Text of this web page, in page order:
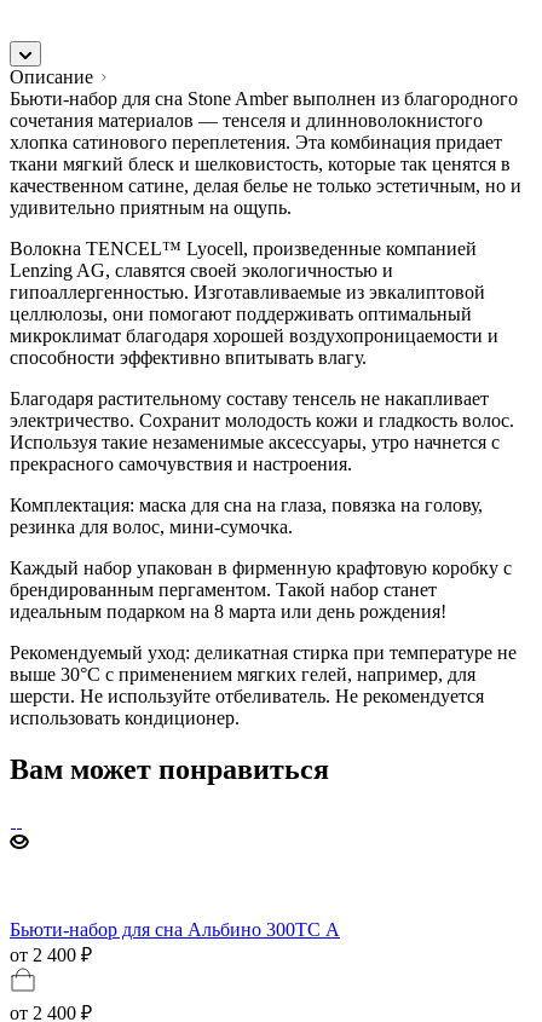
Описание
Бьюти-набор для сна Stone Amber выполнен из благородного
сочетания материалов — тенселя и длинноволокнистого
хлопка сатинового переплетения. Эта комбинация придает
ткани мягкий блеск и шелковистость, которые так ценятся в
качественном сатине, делая белье не только эстетичным, но и
удивительно приятным на ощупь.
Волокна TENCEL™ Lyocell, произведенные компанией
Lenzing AG, славятся своей экологичностью и
гипоаллергенностью. Изготавливаемые из эвкалиптовой
целлюлозы, они помогают поддерживать оптимальный
микроклимат благодаря хорошей воздухопроницаемости и
способности эффективно впитывать влагу.
Благодаря растительному составу тенсель не накапливает
электричество. Сохранит молодость кожи и гладкость волос.
Используя такие незаменимые аксессуары, утро начнется с
прекрасного самочувствия и настроения.
Комплектация: маска для сна на глаза, повязка на голову,
резинка для волос, мини-сумочка.
Каждый набор упакован в фирменную крафтовую коробку с
брендированным пергаментом. Такой набор станет
идеальным подарком на 8 марта или день рождения!
Рекомендуемый уход: деликатная стирка при температуре не
выше 30°C с применением мягких гелей, например, для
шерсти. Не используйте отбеливатель. Не рекомендуется
использовать кондиционер.
Вам может понравиться
Бьюти-набор для сна Альбино 300ТС А
от 2 400 ₽
от 2 400 ₽